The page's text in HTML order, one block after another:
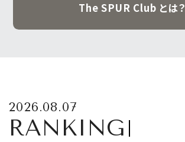
The SPUR Club とは？
2026.08.07
RANKING